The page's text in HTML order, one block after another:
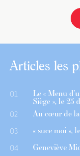
Articles les
01 Le « Menu
Siège », le 25
02 Au cœur de
03 « suce moi »,
04 Geneviève